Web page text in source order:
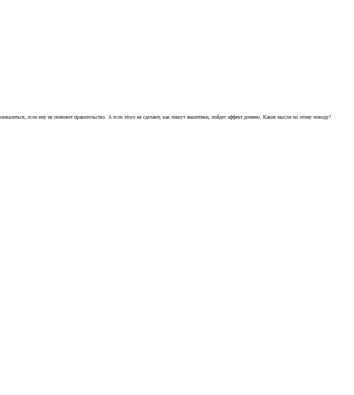
если ему не поможет правительство. А если этого не сделают, как пишут аналитики, пойдет эффект домино. Какие мысли по этому поводу?